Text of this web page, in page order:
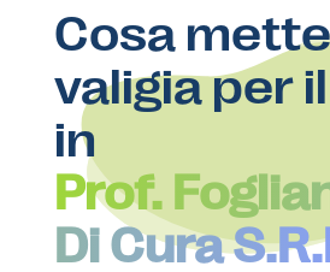
Cosa
valigia per
in
Prof.
Di Cura